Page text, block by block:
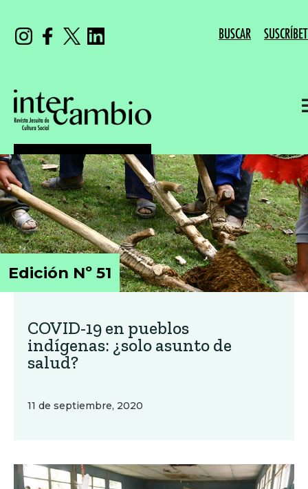
BUSCAR
Edición Nº 51
COVID-19 en pueblos
indígenas: ¿solo asunto de
salud?
11 de septiembre, 2020